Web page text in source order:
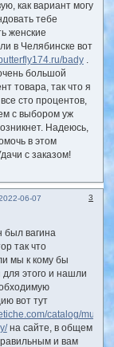
как вариант могу
тебе
женские
в Челябинске вот
bady.
большой
товара, так что я
сто процентов,
с выбором уж
Надеюсь,
в этом
с заказом!
3
06-07
был вагина
так что
мы к кому бы
для этого и нашли
вот тут
catalog/
на сайте, в общем
и вам